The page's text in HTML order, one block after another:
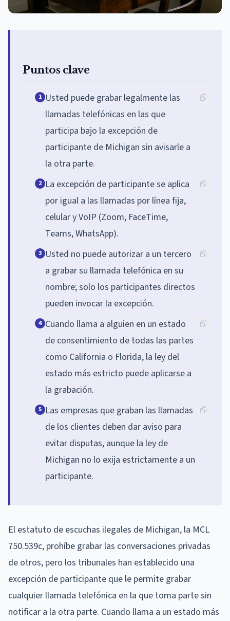
Puntos clave
1 Usted puede grabar legalmente las
llamadas telefónicas en las que
participa bajo la excepción de
participante de Michigan sin avisarle a
la otra parte.
2 La excepción de participante se aplica
por igual a las llamadas por línea fija,
celular y VoIP (Zoom, FaceTime,
Teams, WhatsApp).
3 Usted no puede autorizar a un tercero
a grabar su llamada telefónica en su
nombre; solo los participantes directos
pueden invocar la excepción.
4 Cuando llama a alguien en un estado
de consentimiento de todas las partes
como California o Florida, la ley del
estado más estricto puede aplicarse a
la grabación.
5 Las empresas que graban las llamadas
de los clientes deben dar aviso para
evitar disputas, aunque la ley de
Michigan no lo exija estrictamente a un
participante.
El estatuto de escuchas ilegales de Michigan, la MCL
750.539c, prohíbe grabar las conversaciones privadas
de otros, pero los tribunales han establecido una
excepción de participante que le permite grabar
cualquier llamada telefónica en la que toma parte sin
notificar a la otra parte. Cuando llama a un estado más